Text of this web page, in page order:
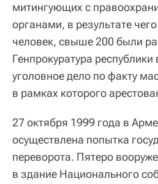
митингующих с
органами, в результате
человек, свыше 200 были
Генпрокуратура республики
уголовное дело по факту
в рамках которого
27 октября 1999 года в
осуществлена попытка
переворота. Пятеро
в здание Национального